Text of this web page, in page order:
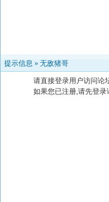
提示信息 » 无敌猪哥
请直接登录用户访问论
如果您已注册,请先登